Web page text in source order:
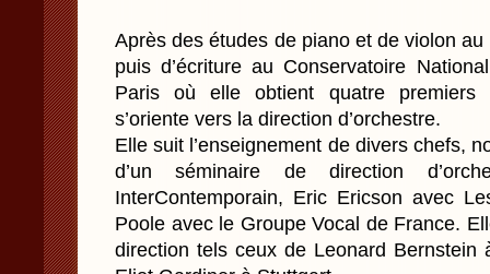
Après des études de piano et de violon
puis d’écriture au Conservatoire
Paris où elle obtient quatre premiers
s’oriente vers la direction d’orchestre.
Elle suit l’enseignement de divers chefs,
d’un séminaire de direction
InterContemporain, Eric Ericson avec
Poole avec le Groupe Vocal de France.
direction tels ceux de Leonard Bernstein